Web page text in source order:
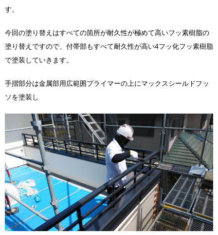
す。
今回の塗り替えはすべての箇所が耐久性が極めて高いフッ素樹脂の
塗り替えですので、付帯部もすべて耐久性が高い4フッ化フッ素樹脂
で塗装していきます。
手摺部分は金属部用広範囲プライマーの上にマックスシールドフッ
ソを塗装し